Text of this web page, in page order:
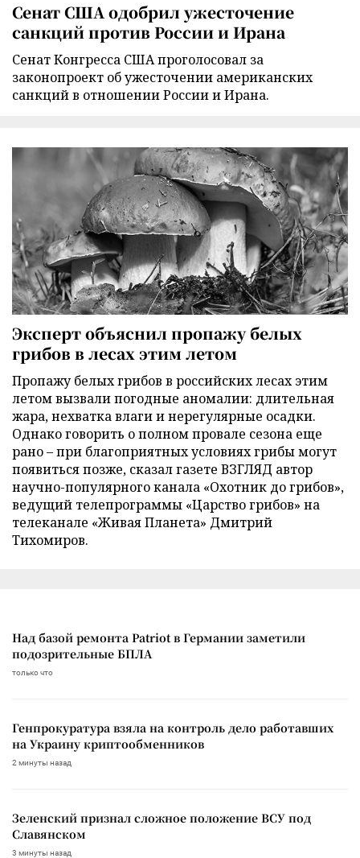
Сенат США одобрил ужесточение
санкций против России и Ирана
Сенат Конгресса США проголосовал за
законопроект об ужесточении американских
санкций в отношении России и Ирана.
Эксперт объяснил пропажу белых
грибов в лесах этим летом
Пропажу белых грибов в российских лесах этим
летом вызвали погодные аномалии: длительная
жара, нехватка влаги и нерегулярные осадки.
Однако говорить о полном провале сезона еще
рано – при благоприятных условиях грибы могут
появиться позже, сказал газете ВЗГЛЯД автор
научно-популярного канала «Охотник до грибов»,
ведущий телепрограммы «Царство грибов» на
телеканале «Живая Планета» Дмитрий
Тихомиров.
Над базой ремонта Patriot в Германии заметили
подозрительные БПЛА
только что
Генпрокуратура взяла на контроль дело работавших
на Украину криптообменников
2 минуты назад
Зеленский признал сложное положение ВСУ под
Славянском
3 минуты назад